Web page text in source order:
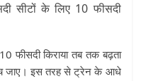
सीटों के लिए 10 फीसदी
किराया तब तक बढ़ता
जाए। इस तरह से ट्रेन के आधे